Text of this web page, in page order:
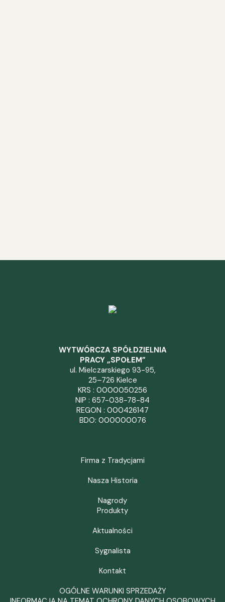
WYTWÓRCZA SPÓŁDZIELNIA
PRACY „SPOŁEM”
ul. Mielczarskiego 93-95,
25–726 Kielce
KRS : 0000050256
NIP : 657-038-78-84
REGON : 000426147
BDO: 000000076
Firma z Tradycjami
Nasza Historia
Nagrody
Produkty
Aktualności
Sygnalista
Kontakt
OGÓLNE WARUNKI SPRZEDAŻY